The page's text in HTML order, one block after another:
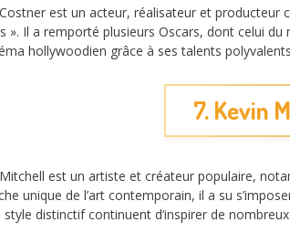
est un acteur, réalisateur et producteur
». Il a remporté plusieurs Oscars, dont celui
hollywoodien grâce à ses talents
7. Kevin
est un artiste et créateur populaire,
unique de l’art contemporain, il a su
distinctif continuent d’inspirer de